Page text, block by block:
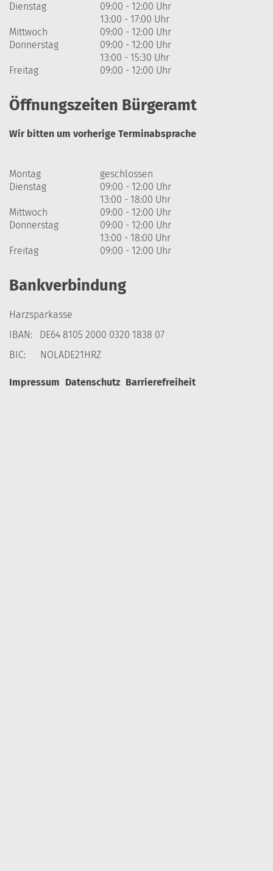
Dienstag
09:00 - 12:00 Uhr
13:00 - 17:00 Uhr
Mittwoch
09:00 - 12:00 Uhr
Donnerstag
09:00 - 12:00 Uhr
13:00 - 15:30 Uhr
Freitag
09:00 - 12:00 Uhr
Öffnungszeiten Bürgeramt
Wir bitten um vorherige Terminabsprache
Montag
geschlossen
Dienstag
09:00 - 12:00 Uhr
13:00 - 18:00 Uhr
Mittwoch
09:00 - 12:00 Uhr
Donnerstag
09:00 - 12:00 Uhr
13:00 - 18:00 Uhr
Freitag
09:00 - 12:00 Uhr
Bankverbindung
Harzsparkasse
IBAN: DE64 8105 2000 0320 1838 07
BIC: NOLADE21HRZ
Impressum Datenschutz Barrierefreiheit